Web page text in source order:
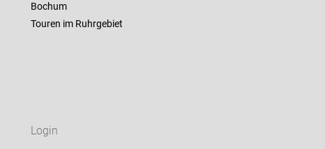
Bochum
Touren im Ruhrgebiet
Login